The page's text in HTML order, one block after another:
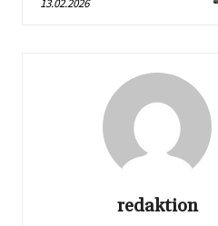
redaktion